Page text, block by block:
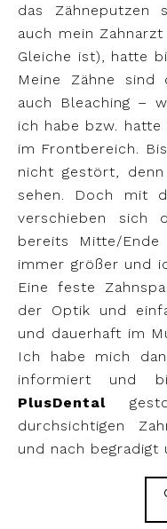
das Zähneputzen
auch mein
Gleiche ist), hatte
Meine Zähne
auch Bleaching –
ich habe bzw. hatte
im Frontbereich.
nicht gestört,
sehen. Doch mit
verschieben sich
bereits Mitte/
immer größer und
Eine feste
der Optik und
und dauerhaft im
Ich habe mich
informiert und
PlusDental
durchsichtigen
und nach begradigt